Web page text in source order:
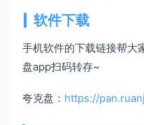
软件下载
手机软件的下载链接帮大
盘app扫码转存~
夸克盘： https://